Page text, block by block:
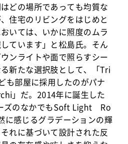
どの場所であっても均質な
住宅のリビングをはじめと
いては、いかに照度のムラ
ています」と松島氏。そん
ンライトや面で照らすシー
新たな選択肢として、「Tri
も部屋に採用したのがパナ
」だ。2014年に誕生した
ズのなかでもSoft Light Ro
感じるグラデーションの輝
れに基づいて設計された反